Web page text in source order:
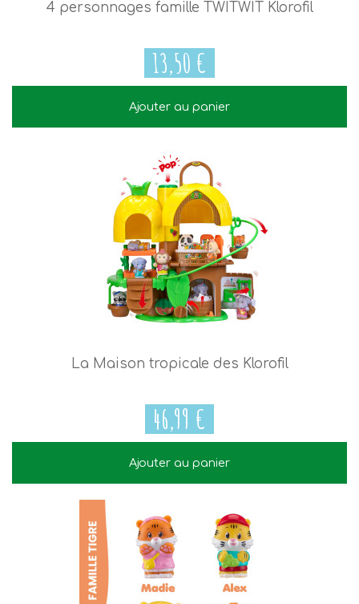
13,50 €
4 personnages famille TWITWIT Klorofil
13,50 €
Ajouter au panier
La Maison tropicale des Klorofil
46,99 €
Ajouter au panier